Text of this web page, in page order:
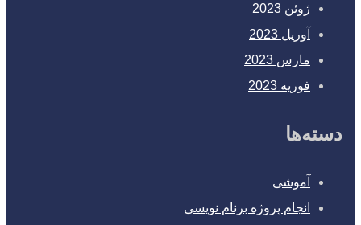
ژوئن 2023
آوریل 2023
مارس 2023
فوریه 2023
دسته‌ها
آموشی
انجام پروژه برنام نویسی